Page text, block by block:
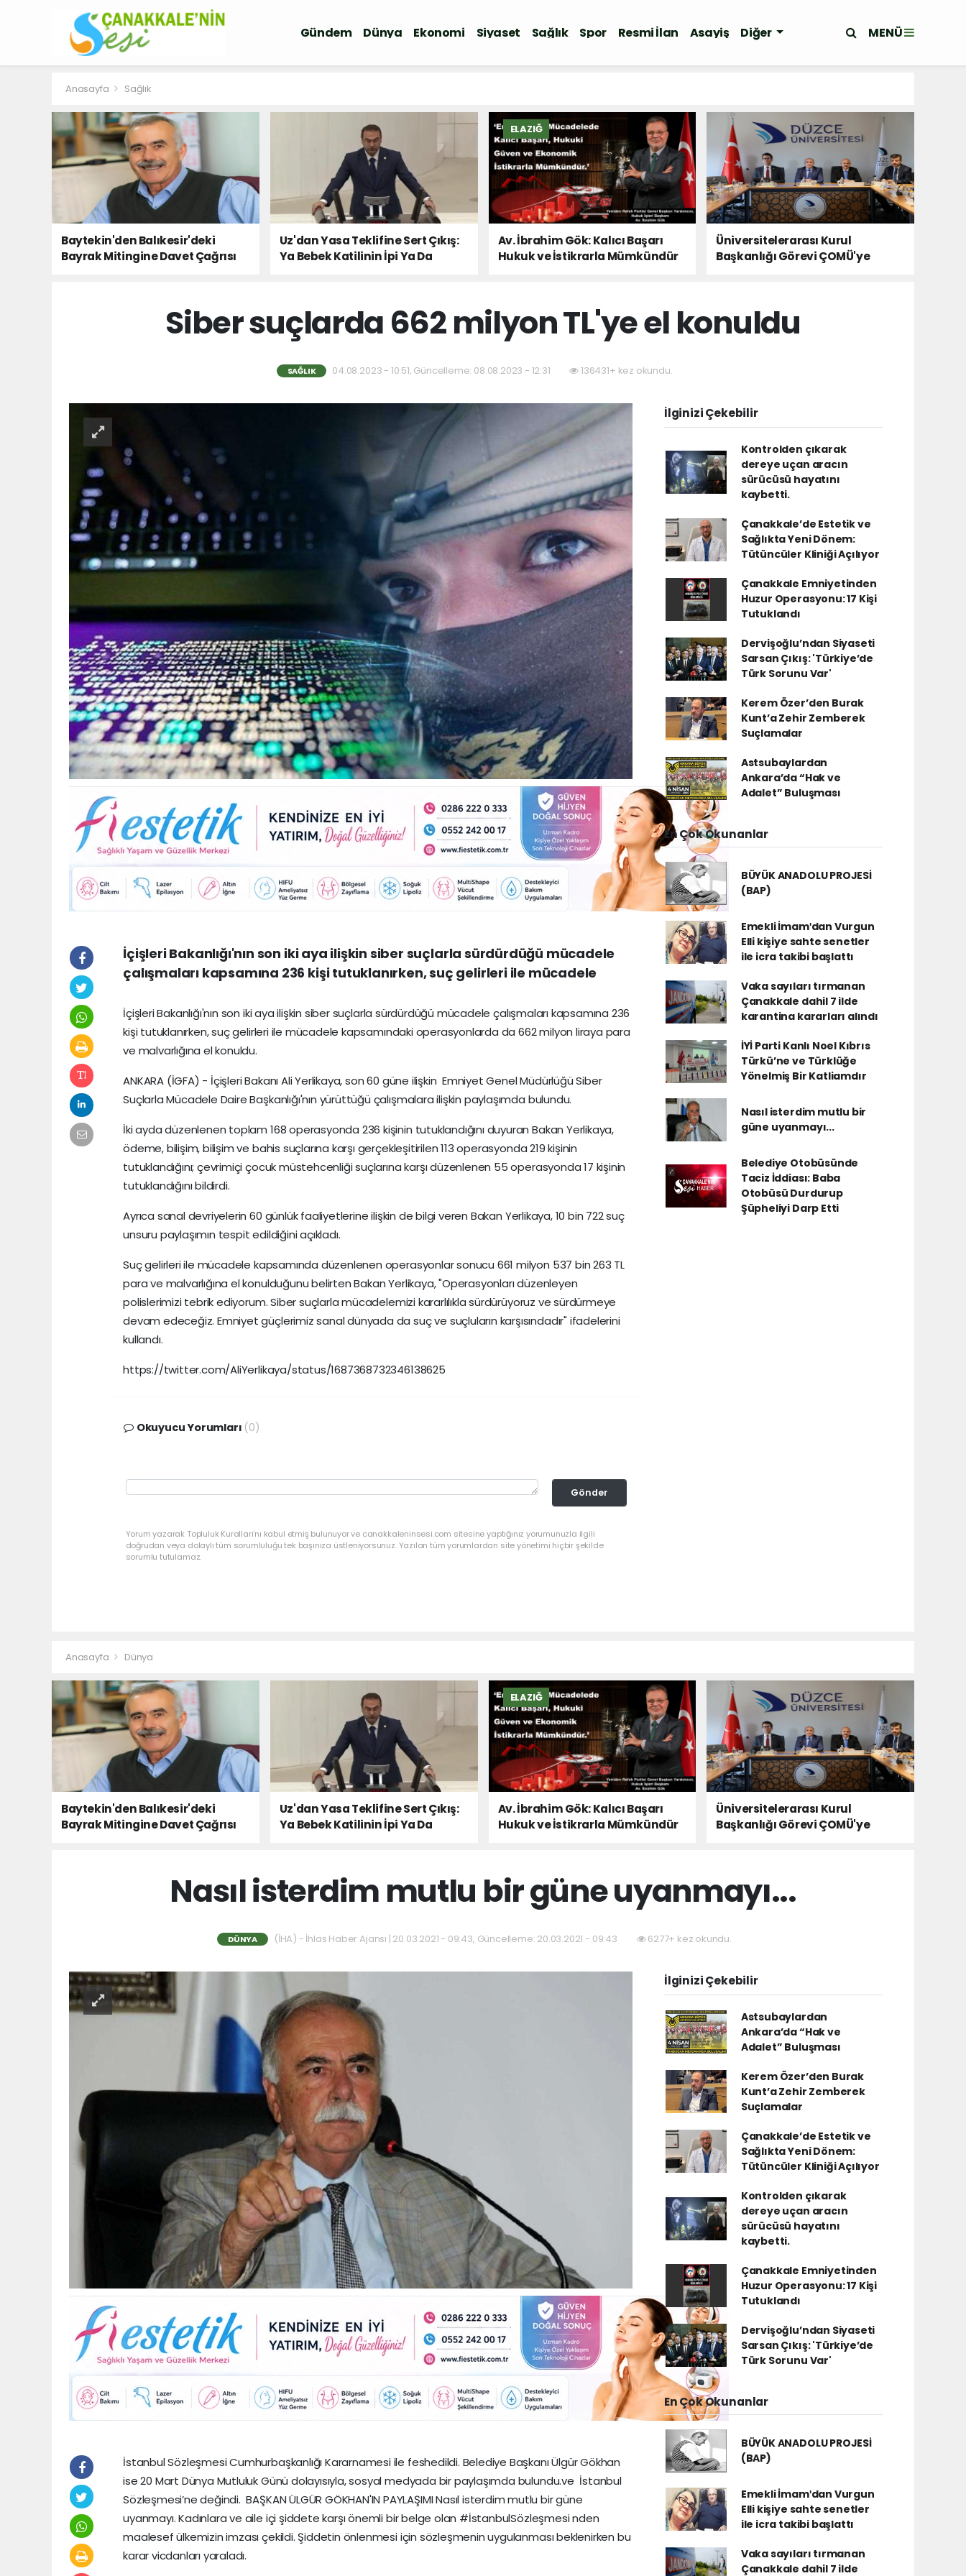
Gündem Dünya Ekonomi Siyaset Sağlık Spor Resmi İlan Asayiş Diğer MENÜ
Anasayfa Sağlık
Baytekin'den Balıkesir'deki
Bayrak Mitingine Davet Çağrısı
Uz'dan Yasa Teklifine Sert Çıkış:
Ya Bebek Katilinin İpi Ya Da
ELAZIĞ
Av. İbrahim Gök: Kalıcı Başarı
Hukuk ve İstikrarla Mümkündür
Üniversitelerarası Kurul
Başkanlığı Görevi ÇOMÜ'ye
Siber suçlarda 662 milyon TL'ye el konuldu
SAĞLIK 04.08.2023 - 10:51, Güncelleme: 08.08.2023 - 12:31 136431+ kez okundu.
İçişleri Bakanlığı'nın son iki aya ilişkin siber suçlarla sürdürdüğü mücadele
çalışmaları kapsamına 236 kişi tutuklanırken, suç gelirleri ile mücadele
İçişleri Bakanlığı'nın son iki aya ilişkin siber suçlarla sürdürdüğü mücadele çalışmaları kapsamına 236
kişi tutuklanırken, suç gelirleri ile mücadele kapsamındaki operasyonlarda da 662 milyon liraya para
ve malvarlığına el konuldu.
ANKARA (İGFA) - İçişleri Bakanı Ali Yerlikaya, son 60 güne ilişkin Emniyet Genel Müdürlüğü Siber
Suçlarla Mücadele Daire Başkanlığı'nın yürüttüğü çalışmalara ilişkin paylaşımda bulundu.
İki ayda düzenlenen toplam 168 operasyonda 236 kişinin tutuklandığını duyuran Bakan Yerlikaya,
ödeme, bilişim, bilişim ve bahis suçlarına karşı gerçekleşitirilen 113 operasyonda 219 kişinin
tutuklandığını; çevrimiçi çocuk müstehcenliği suçlarına karşı düzenlenen 55 operasyonda 17 kişinin
tutuklandığını bildirdi.
Ayrıca sanal devriyelerin 60 günlük faaliyetlerine ilişkin de bilgi veren Bakan Yerlikaya, 10 bin 722 suç
unsuru paylaşımın tespit edildiğini açıkladı.
Suç gelirleri ile mücadele kapsamında düzenlenen operasyonlar sonucu 661 milyon 537 bin 263 TL
para ve malvarlığına el konulduğunu belirten Bakan Yerlikaya, "Operasyonları düzenleyen
polislerimizi tebrik ediyorum. Siber suçlarla mücadelemizi kararlılıkla sürdürüyoruz ve sürdürmeye
devam edeceğiz. Emniyet güçlerimiz sanal dünyada da suç ve suçluların karşısındadır" ifadelerini
kullandı.
https://twitter.com/AliYerlikaya/status/1687368732346138625
Okuyucu Yorumları (0)
Gönder
Yorum yazarak Topluluk Kuralları’nı kabul etmiş bulunuyor ve canakkaleninsesi.com sitesine yaptığınız yorumunuzla ilgili
doğrudan veya dolaylı tüm sorumluluğu tek başınıza üstleniyorsunuz. Yazılan tüm yorumlardan site yönetimi hiçbir şekilde
sorumlu tutulamaz.
İlginizi Çekebilir
Kontrolden çıkarak
dereye uçan aracın
sürücüsü hayatını
kaybetti.
Çanakkale’de Estetik ve
Sağlıkta Yeni Dönem:
Tütüncüler Kliniği Açılıyor
Çanakkale Emniyetinden
Huzur Operasyonu: 17 Kişi
Tutuklandı
Dervişoğlu’ndan Siyaseti
Sarsan Çıkış: 'Türkiye’de
Türk Sorunu Var'
Kerem Özer’den Burak
Kunt’a Zehir Zemberek
Suçlamalar
Astsubaylardan
Ankara’da “Hak ve
Adalet” Buluşması
En Çok Okunanlar
BÜYÜK ANADOLU PROJESİ
(BAP)
Emekli İmamʹdan Vurgun
Elli kişiye sahte senetler
ile icra takibi başlattı
Vaka sayıları tırmanan
Çanakkale dahil 7 ilde
karantina kararları alındı
İYİ Parti Kanlı Noel Kıbrıs
Türkü’ne ve Türklüğe
Yönelmiş Bir Katliamdır
Nasıl isterdim mutlu bir
güne uyanmayı...
Belediye Otobüsünde
Taciz İddiası: Baba
Otobüsü Durdurup
Şüpheliyi Darp Etti
Anasayfa Dünya
Baytekin'den Balıkesir'deki
Bayrak Mitingine Davet Çağrısı
Uz'dan Yasa Teklifine Sert Çıkış:
Ya Bebek Katilinin İpi Ya Da
ELAZIĞ
Av. İbrahim Gök: Kalıcı Başarı
Hukuk ve İstikrarla Mümkündür
Üniversitelerarası Kurul
Başkanlığı Görevi ÇOMÜ'ye
Nasıl isterdim mutlu bir güne uyanmayı...
DÜNYA (İHA) - İhlas Haber Ajansı | 20.03.2021 - 09:43, Güncelleme: 20.03.2021 - 09:43 6277+ kez okundu.
İstanbul Sözleşmesi Cumhurbaşkanlığı Kararnamesi ile feshedildi. Belediye Başkanı Ülgür Gökhan
ise 20 Mart Dünya Mutluluk Günü dolayısıyla, sosyal medyada bir paylaşımda bulundu.ve İstanbul
Sözleşmesi’ne değindi. BAŞKAN ÜLGÜR GÖKHAN'IN PAYLAŞIMI Nasıl isterdim mutlu bir güne
uyanmayı. Kadınlara ve aile içi şiddete karşı önemli bir belge olan #İstanbulSözleşmesi nden
maalesef ülkemizin imzası çekildi. Şiddetin önlenmesi için sözleşmenin uygulanması beklenirken bu
karar vicdanları yaraladı.
İlginizi Çekebilir
Astsubaylardan
Ankara’da “Hak ve
Adalet” Buluşması
Kerem Özer’den Burak
Kunt’a Zehir Zemberek
Suçlamalar
Çanakkale’de Estetik ve
Sağlıkta Yeni Dönem:
Tütüncüler Kliniği Açılıyor
Kontrolden çıkarak
dereye uçan aracın
sürücüsü hayatını
kaybetti.
Çanakkale Emniyetinden
Huzur Operasyonu: 17 Kişi
Tutuklandı
Dervişoğlu’ndan Siyaseti
Sarsan Çıkış: 'Türkiye’de
Türk Sorunu Var'
En Çok Okunanlar
BÜYÜK ANADOLU PROJESİ
(BAP)
Emekli İmamʹdan Vurgun
Elli kişiye sahte senetler
ile icra takibi başlattı
Vaka sayıları tırmanan
Çanakkale dahil 7 ilde